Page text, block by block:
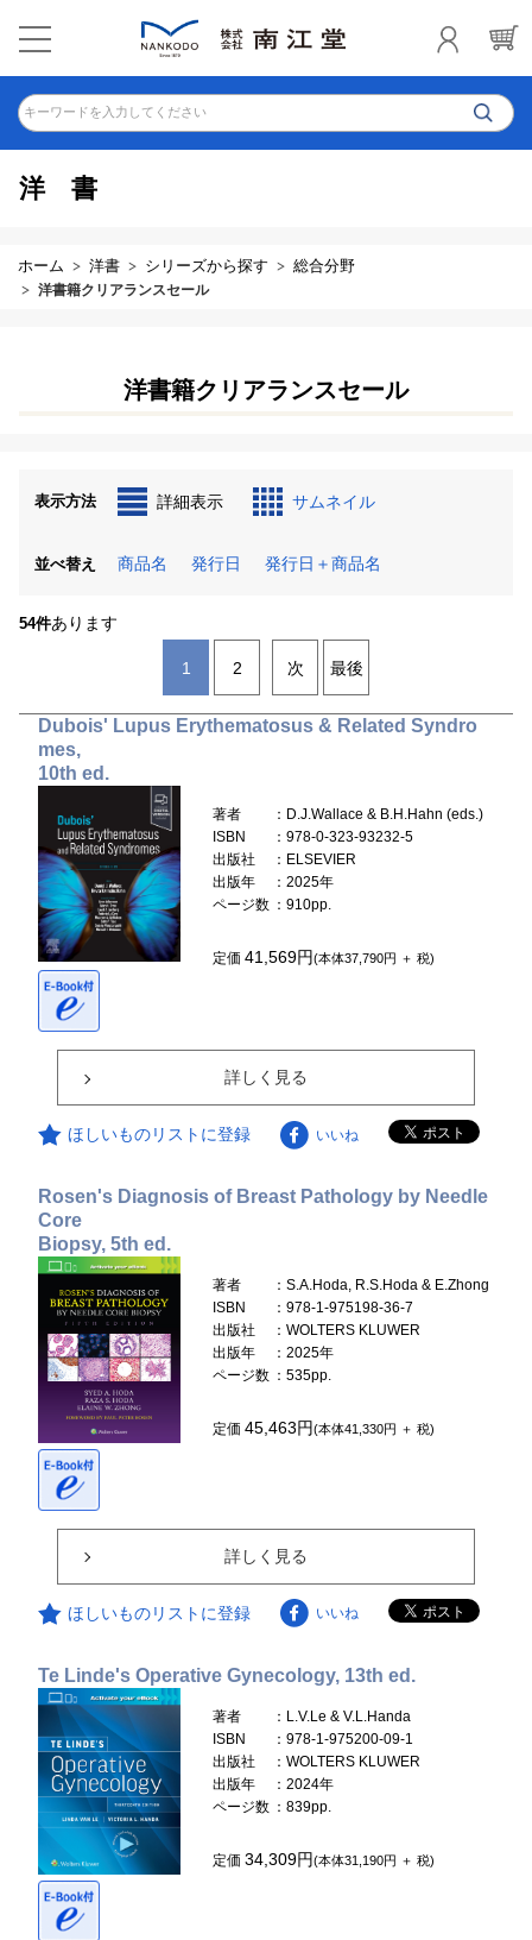
キーワードを入力してください
洋書
ホーム 洋書 シリーズから探す 総合分野
洋書籍クリアランスセール
洋書籍クリアランスセール
表示方法 詳細表示 サムネイル
並べ替え 商品名 発行日 発行日＋商品名
54件あります
1 2 次 最後
Dubois' Lupus Erythematosus & Related Syndro
mes,
10th ed.
著者
：D.J.Wallace & B.H.Hahn (eds.)
ISBN
：978-0-323-93232-5
出版社
：ELSEVIER
出版年
：2025年
ページ数 ：910pp.
定価41,569円(本体37,790円 ＋ 税)
詳しく見る
ほしいものリストに登録 いいね
Rosen's Diagnosis of Breast Pathology by Needle
Core
Biopsy, 5th ed.
著者
：S.A.Hoda, R.S.Hoda & E.Zhong
ISBN
：978-1-975198-36-7
出版社
：WOLTERS KLUWER
出版年
：2025年
ページ数 ：535pp.
定価45,463円(本体41,330円 ＋ 税)
詳しく見る
ほしいものリストに登録 いいね
Te Linde's Operative Gynecology, 13th ed.
著者
：L.V.Le & V.L.Handa
ISBN
：978-1-975200-09-1
出版社
：WOLTERS KLUWER
出版年
：2024年
ページ数 ：839pp.
定価34,309円(本体31,190円 ＋ 税)